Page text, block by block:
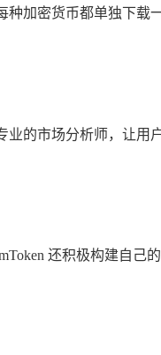
加密货币都单独下载
业的市场分析师，让用
还积极构建自己